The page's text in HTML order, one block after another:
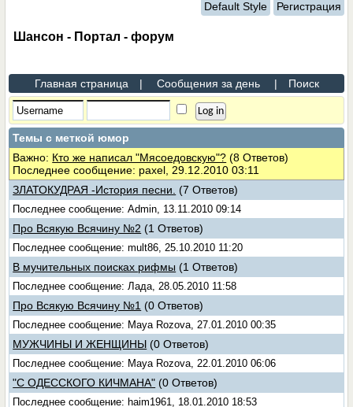
Default Style Регистрация
Шансон - Портал - форум
Главная страница | Сообщения за день | Поиск
Темы с меткой юмор
Важно: Кто же написал "Мясоедовскую"? (8 Ответов)
Последнее сообщение: paxel, 29.12.2010 03:11
ЗЛАТОКУДРАЯ -История песни. (7 Ответов)
Последнее сообщение: Admin, 13.11.2010 09:14
Про Всякую Всячину №2 (1 Ответов)
Последнее сообщение: mult86, 25.10.2010 11:20
В мучительных поисках рифмы (1 Ответов)
Последнее сообщение: Лада, 28.05.2010 11:58
Про Всякую Всячину №1 (0 Ответов)
Последнее сообщение: Maya Rozova, 27.01.2010 00:35
МУЖЧИНЫ И ЖЕНЩИНЫ (0 Ответов)
Последнее сообщение: Maya Rozova, 22.01.2010 06:06
"С ОДЕССКОГО КИЧМАНА" (0 Ответов)
Последнее сообщение: haim1961, 18.01.2010 18:53